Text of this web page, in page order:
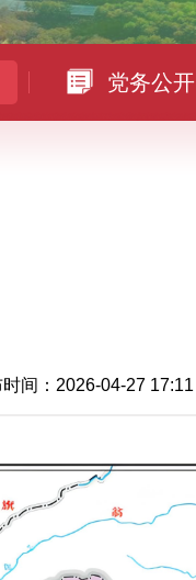
党务公开
：2026-04-27 17:11